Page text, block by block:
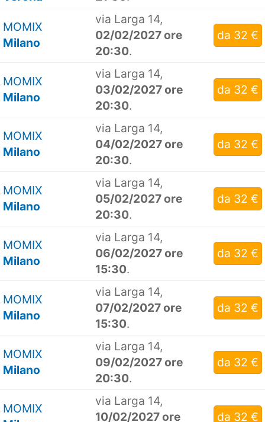
MOMIX
Milano
via Larga 14,
02/02/2027 ore
20:30.
da 32 €
MOMIX
Milano
via Larga 14,
03/02/2027 ore
20:30.
da 32 €
MOMIX
Milano
via Larga 14,
04/02/2027 ore
20:30.
da 32 €
MOMIX
Milano
via Larga 14,
05/02/2027 ore
20:30.
da 32 €
MOMIX
Milano
via Larga 14,
06/02/2027 ore
15:30.
da 32 €
MOMIX
Milano
via Larga 14,
07/02/2027 ore
15:30.
da 32 €
MOMIX
Milano
via Larga 14,
09/02/2027 ore
20:30.
da 32 €
MOMIX
via Larga 14,
10/02/2027 ore
da 32 €